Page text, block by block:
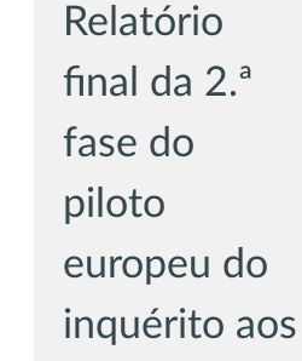
Relatório
final da 2.ª
fase do
piloto
europeu do
inquérito aos